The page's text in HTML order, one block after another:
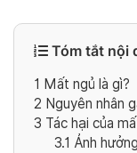
Tóm tắt nội
1 Mất ngủ là gì?
2 Nguyên nhân
3 Tác hại của
3.1 Ảnh